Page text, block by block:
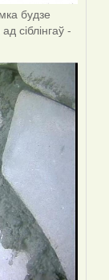
будзе
сіблінгаў -